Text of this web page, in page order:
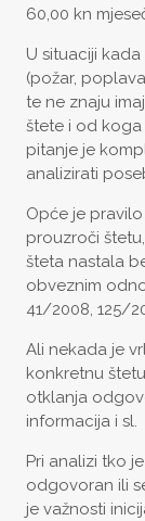
60,00 kn
U situaciji
(požar,
te ne znaju
štete i od
pitanje je
analizirati
Opće je
prouzroči
šteta nastala
obveznim
41/2008, 125/
Ali nekada je
konkretnu
otklanja
informacija i sl.
Pri analizi tko
odgovoran ili
je važnosti